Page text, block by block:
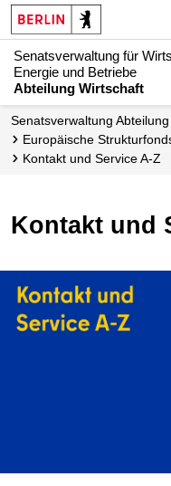
Senatsverwaltung für
Energie und Betriebe
Abteilung Wirtschaft
Senats­verwaltung
Europäische
Kontakt und Service A-Z
Kontakt und